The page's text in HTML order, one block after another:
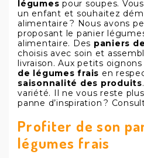
légumes pour soupes.
un enfant et souhaitez
alimentaire ? Nous avons
proposant le panier
alimentaire. Des paniers
choisis avec soin et
livraison. Aux petits
de légumes frais en
saisonnalité des produits
variété. Il ne vous reste
panne d’inspiration ?
Profiter de son
légumes frais